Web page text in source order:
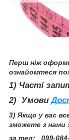
Перш ніж
ознайомтеся
1) Часті
2) Умови
3) Якщо у вас
зможете з нами
за тел: 099-